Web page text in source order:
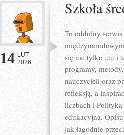
14 LUT
2026
Szkoła
To oddolny
się nie tylko „tu i
programy,
nauczycieli oraz
refleksją, a
liczbach i
edukacyjna.
jak łagodnie